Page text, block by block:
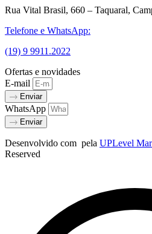
Rua Vital Brasil, 660 – Taquaral,
Telefone e WhatsApp:
(19) 9 9911.2022
Ofertas e novidades
E-mail
Enviar
WhatsApp
Enviar
Desenvolvido com pela UPLevel
Reserved